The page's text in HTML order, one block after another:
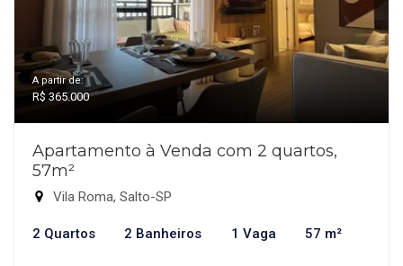
A partir de:
R$ 365.000
Apartamento à Venda com 2 quartos,
57m²
Vila Roma, Salto-SP
2 Quartos 2 Banheiros 1 Vaga 57 m²